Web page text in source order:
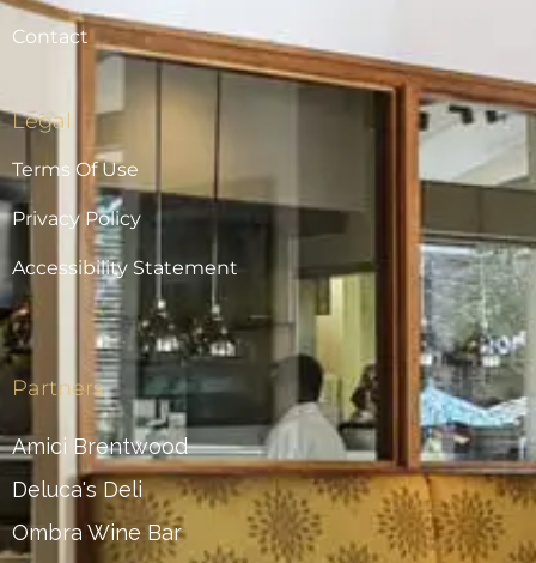
Contact
Legal
Terms Of Use
Privacy Policy
Accessibility Statement
Partners
Amici Brentwood
Deluca's Deli
Ombra Wine Bar